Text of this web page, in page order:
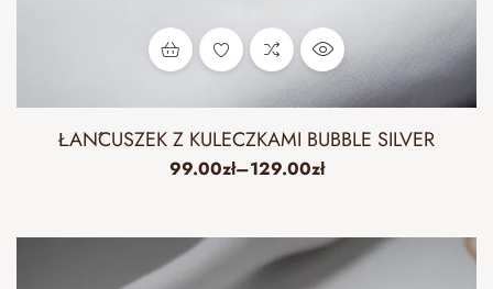
ŁAŃCUSZEK Z KULECZKAMI BUBBLE SILVER
99.00zł–129.00zł